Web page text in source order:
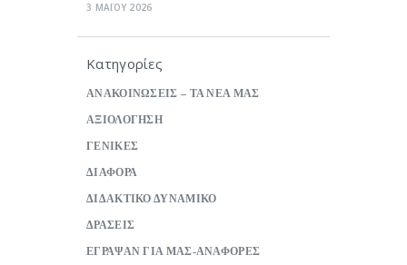
3 ΜΑΪΟΥ 2026
Κατηγορίες
ΑΝΑΚΟΙΝΩΣΕΙΣ – ΤΑ ΝΕΑ ΜΑΣ
ΑΞΙΟΛΟΓΗΣΗ
ΓΕΝΙΚΕΣ
ΔΙΑΦΟΡΑ
ΔΙΔΑΚΤΙΚΟ ΔΥΝΑΜΙΚΟ
ΔΡΑΣΕΙΣ
ΕΓΡΑΨΑΝ ΓΙΑ ΜΑΣ-ΑΝΑΦΟΡΕΣ